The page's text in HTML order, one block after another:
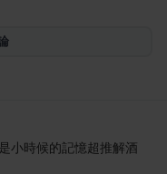
小時候的記憶超推解酒